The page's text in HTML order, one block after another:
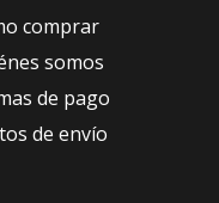
comprar
somos
de pago
de envío